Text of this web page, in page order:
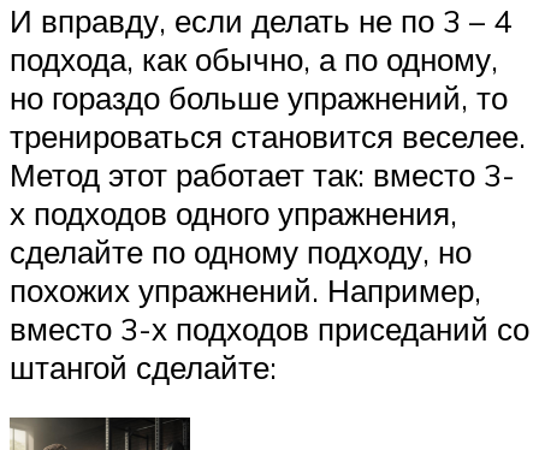
И вправду, если делать не по 3 – 4
подхода, как обычно, а по одному,
но гораздо больше упражнений, то
тренироваться становится веселее.
Метод этот работает так: вместо 3-
х подходов одного упражнения,
сделайте по одному подходу, но
похожих упражнений. Например,
вместо 3-х подходов приседаний со
штангой сделайте: